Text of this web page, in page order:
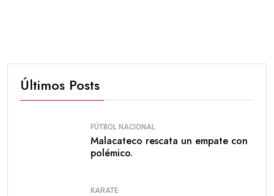
Últimos Posts
FÚTBOL NACIONAL
Malacateco rescata un empate con
polémico.
KARATE